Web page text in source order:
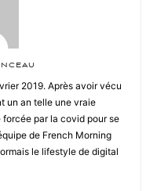
2019. Après avoir vécu
un an telle une vraie
par la covid pour se
de French Morning
le lifestyle de digital